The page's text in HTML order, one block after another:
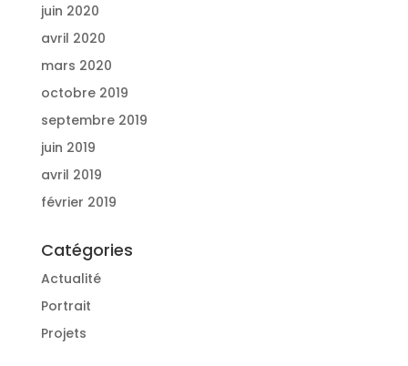
juin 2020
avril 2020
mars 2020
octobre 2019
septembre 2019
juin 2019
avril 2019
février 2019
Catégories
Actualité
Portrait
Projets